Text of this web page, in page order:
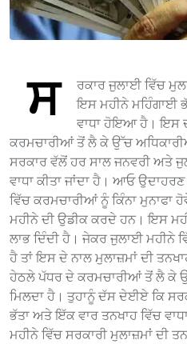
ਸ
ਰਕਾਰ ਜੁਲਾਈ ਵਿੱਚ
ਇਸ ਮਹੀਨੇ ਮਹਿੰਗਾਈ
ਵਾਧਾ ਹੋਇਆ ਹੈ। ਇਸ
ਕਰਮਚਾਰੀਆਂ ਤੋਂ ਲੈ ਕੇ ਉੱਚ
ਸਰਕਾਰ ਵੱਲੋਂ ਹਰ ਸਾਲ ਜਨਵਰੀ ਅਤੇ
ਵਾਧਾ ਕੀਤਾ ਜਾਂਦਾ ਹੈ। ਆਓ
ਵਿੱਚ ਕਰਮਚਾਰੀਆਂ ਨੂੰ ਕਿੰਨਾ ਮੁਨਾਫਾ
ਮਹੀਨੇ ਦੀ ਉਡੀਕ ਕਰਦੇ ਹਨ। ਇਸ
ਲਾਭ ਦਿੰਦੀ ਹੈ। ਜੇਕਰ ਜੁਲਾਈ ਮਹੀਨੇ
ਹੈ ਤਾਂ ਇਸ ਦੇ ਨਾਲ ਮੁਲਾਜ਼ਮਾਂ ਦੀ
ਹੇਠਲੇ ਪੱਧਰ ਦੇ ਕਰਮਚਾਰੀਆਂ ਤੋਂ ਲੈ ਕੇ
ਮਿਲਦਾ ਹੈ। ਤੁਹਾਨੂੰ ਦੱਸ ਦੇਈਏ ਕਿ
ਭੱਤਾ ਅਤੇ ਇੱਕ ਵਾਰ ਤਨਖਾਹ ਵਿੱਚ
ਮਹੀਨੇ ਵਿੱਚ ਸਰਕਾਰੀ ਮੁਲਾਜ਼ਮਾਂ ਦੀ